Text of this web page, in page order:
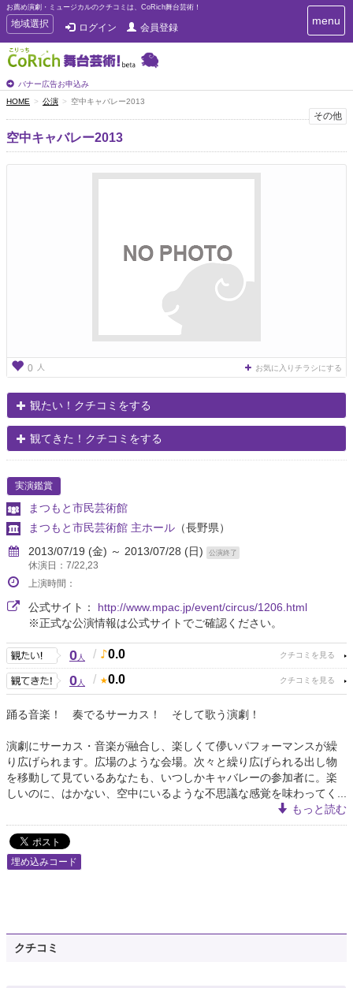
お薦め演劇・ミュージカルのクチコミは、CoRich舞台芸術！
T
o
g
g
e
n
a
v
i
地域選択 ログイン 会員登録
バナー広告お申込み
T
o
n
i
menu
HOME 公演 空中キャバレー2013
その他
空中キャバレー2013
0 人 お気に入りチラシにする
観たい！クチコミをする
観てきた！クチコミをする
実演鑑賞
まつもと市民芸術館
まつもと市民芸術館 主ホール （長野県）
2013/07/19 (金) ～ 2013/07/28 (日)
公演終了
休演日：7/22,23
上演時間：
公式サイト： http://www.mpac.jp/event/circus/1206.html
※正式な公演情報は公式サイトでご確認ください。
0人 / 0.0
0人 / 0.0
踊る音楽！ 奏でるサーカス！ そして歌う演劇！
演劇にサーカス・音楽が融合し、楽しくて儚いパフォーマンスが繰
り広げられます。広場のような会場。次々と繰り広げられる出し物
を移動して見ているあなたも、いつしかキャバレーの参加者に。楽
しいのに、はかない、空中にいるような不思議な感覚を味わってく...
もっと読む
埋め込みコード
クチコミ